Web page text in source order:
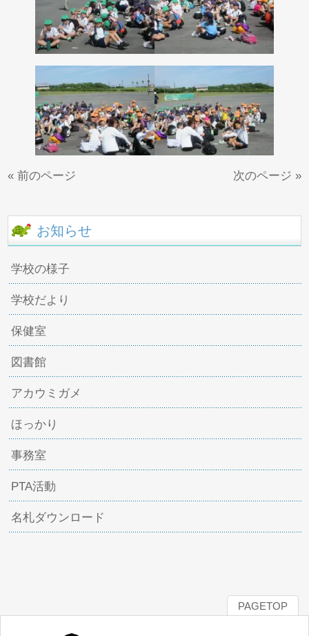
« 前のページ 次のページ »
お知らせ
学校の様子
学校だより
保健室
図書館
アカウミガメ
ほっかり
事務室
PTA活動
名札ダウンロード
PAGETOP